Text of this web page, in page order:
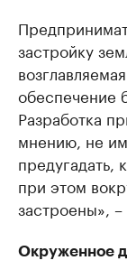
застройку
обеспечение
Разработка
мнению, не
предугадать,
при этом
застроены»,
Окруженное